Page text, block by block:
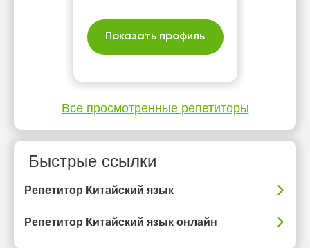
китайский с нуля.
Показать профиль
Все просмотренные репетиторы
Быстрые ссылки
Репетитор Китайский язык
Репетитор Китайский язык онлайн